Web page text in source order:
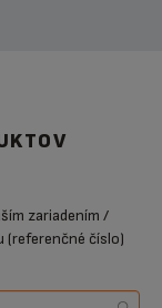
zariadením /
(referenčné číslo)